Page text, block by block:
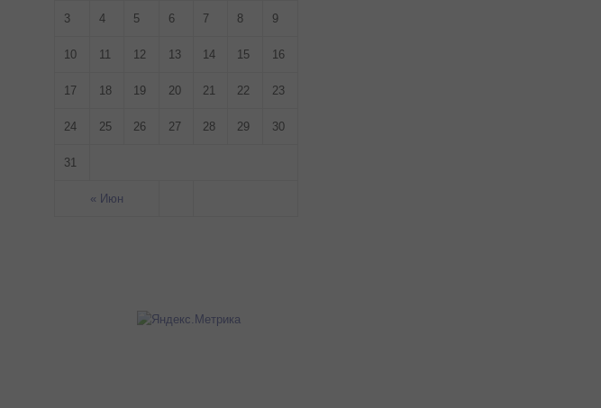
« Июн
3 4 5 6 7 8 9
10 11 12 13 14 15 16
17 18 19 20 21 22 23
24 25 26 27 28 29 30
31